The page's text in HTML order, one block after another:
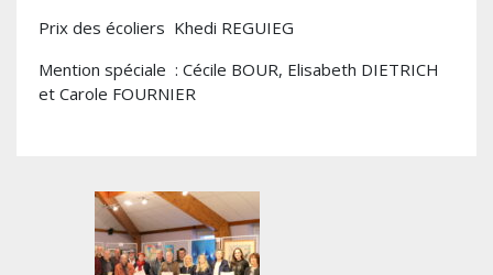
Prix des écoliers Khedi REGUIEG
Mention spéciale : Cécile BOUR, Elisabeth DIETRICH
et Carole FOURNIER